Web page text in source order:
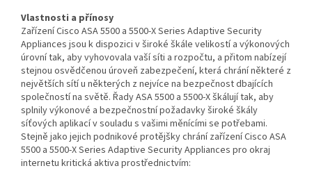
Vlastnosti a přínosy
Zařízení Cisco ASA 5500 a 5500-X Series Adaptive Security
Appliances jsou k dispozici v široké škále velikostí a výkonových
úrovní tak, aby vyhovovala vaší síti a rozpočtu, a přitom nabízejí
stejnou osvědčenou úroveň zabezpečení, která chrání některé z
největších sítí u některých z nejvíce na bezpečnost dbajících
společností na světě. Řady ASA 5500 a 5500-X škálují tak, aby
splnily výkonové a bezpečnostní požadavky široké škály
síťových aplikací v souladu s vašimi měnícími se potřebami.
Stejně jako jejich podnikové protějšky chrání zařízení Cisco ASA
5500 a 5500-X Series Adaptive Security Appliances pro okraj
internetu kritická aktiva prostřednictvím: